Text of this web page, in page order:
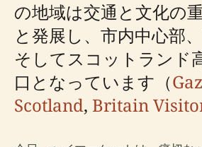
の地域は交通と文化の
と発展し、市内中心部、
そしてスコットランド
口となっています（
Scotland, Britain